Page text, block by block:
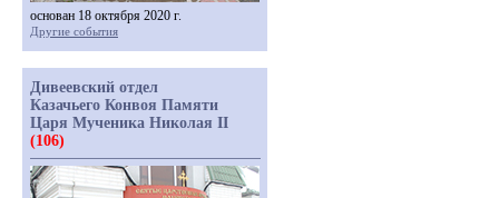
основан 18 октября 2020 г.
Другие события
Дивеевский отдел
Казачьего Конвоя Памяти
Царя Мученика Николая II
(106)